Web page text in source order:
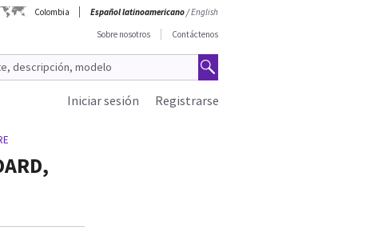
Colombia Español latinoamericano/English
Sobre nosotros
Contáctenos
Registrarse
Iniciar sesión